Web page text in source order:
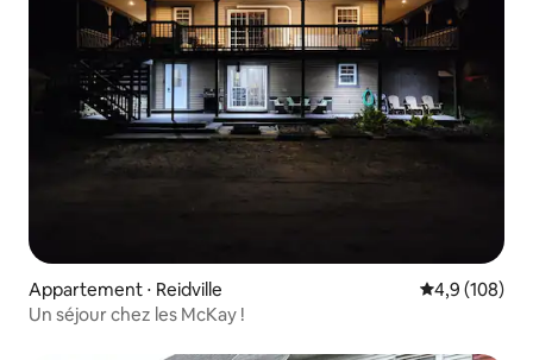
Appartement ⋅ Reidville Évaluation
4,9 (108)
Un séjour chez les McKay !